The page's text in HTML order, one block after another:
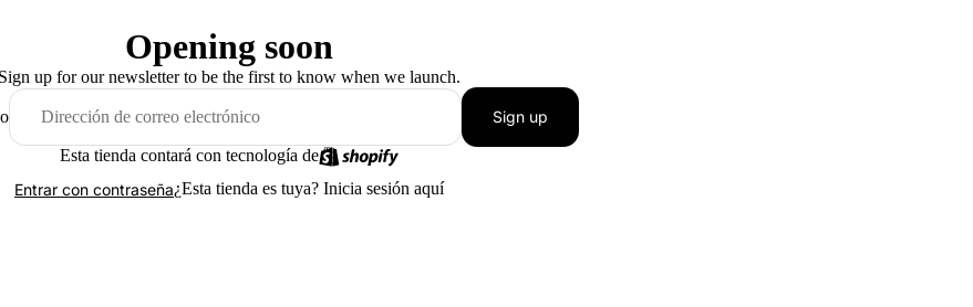
Opening soon
Sign up for our newsletter to be the first to know when we launch.
Sign up
Esta tienda contará con tecnología de
Entrar con contraseña¿Esta tienda es tuya? Inicia sesión aquí